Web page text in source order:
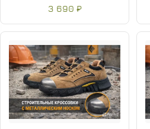
3 690 ₽